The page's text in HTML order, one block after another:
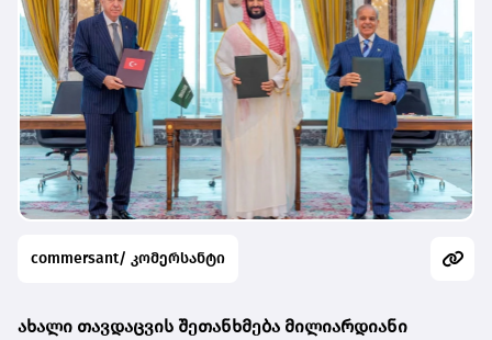
commersant/ კომერსანტი
ახალი თავდაცვის შეთანხმება მილიარდიანი